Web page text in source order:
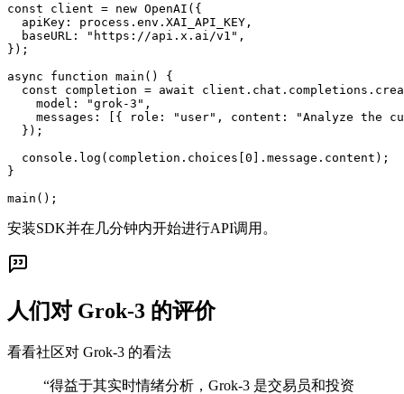
const client = new OpenAI({
  apiKey: process.env.XAI_API_KEY,
  baseURL: "https://api.x.ai/v1",
});
async function main() {
const completion = await
    model: "grok-3",
messages: [{ role: "user", content: "Analyze the
  });
  console.log(completion.choices[0].message.content);
}
main();
安装SDK并在几分钟内开始进行API调用。
人们对 Grok-3 的评价
看看社区对 Grok-3 的看法
“得益于其实时情绪分析，Grok-3 是交易员和投资